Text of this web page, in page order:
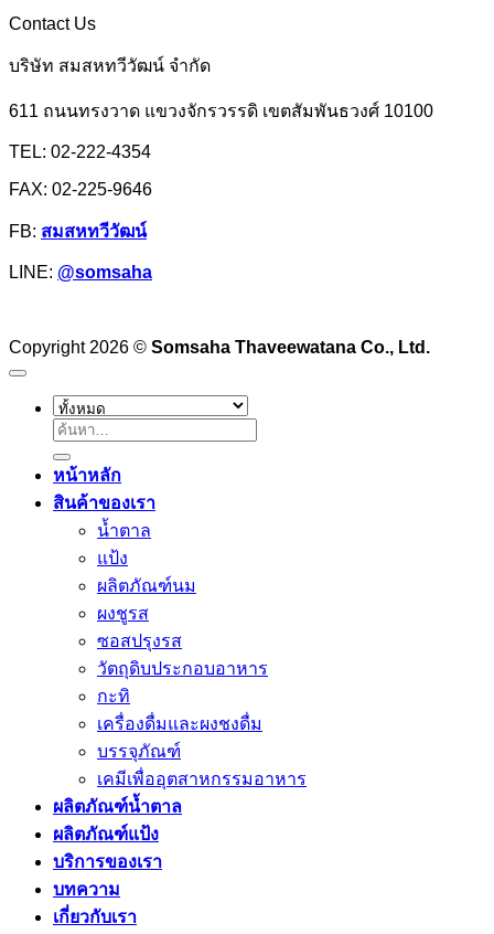
มัน
หรือ
ฮ่องกง
ซอส
Contact Us
บริษัท สมสหทวีวัฒน์ จำกัด
611 ถนนทรงวาด แขวงจักรวรรดิ เขตสัมพันธวงศ์ 10100
TEL: 02-222-4354
FAX: 02-225-9646
FB: สมสหทวีวัฒน์
LINE: @somsaha
Copyright 2026 © Somsaha Thaveewatana Co., Ltd.
ค้นหา:
หน้าหลัก
สินค้าของเรา
น้ำตาล
แป้ง
ผลิตภัณฑ์นม
ผงชูรส
ซอสปรุงรส
วัตถุดิบประกอบอาหาร
กะทิ
เครื่องดื่มและผงชงดื่ม
บรรจุภัณฑ์
เคมีเพื่ออุตสาหกรรมอาหาร
ผลิตภัณฑ์น้ำตาล
ผลิตภัณฑ์แป้ง
บริการของเรา
บทความ
เกี่ยวกับเรา